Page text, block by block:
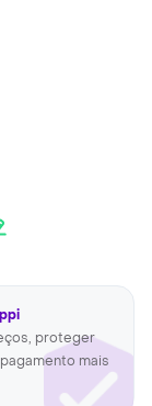
proteger
mais